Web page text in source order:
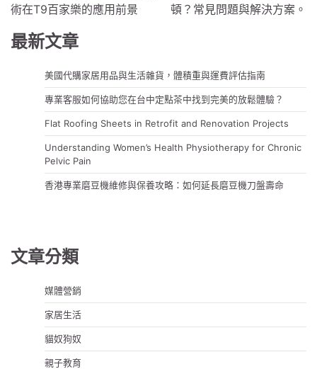
導
覽
術在T9百家樂的應用前景
頓？常見問題與解決方案。
最新文章
美國代購家居用品與生活雜貨，體積重與運費評估指南
專業客服如何協助您在台中定點茶中找到完美的放鬆體驗？
Flat Roofing Sheets in Retrofit and Renovation Projects
Understanding Women’s Health Physiotherapy for Chronic
Pelvic Pain
香港專業磨豆機維修與保養攻略：如何延長磨豆機刀盤壽命
文章分類
媒體營銷
家居生活
貓奴狗奴
親子教育